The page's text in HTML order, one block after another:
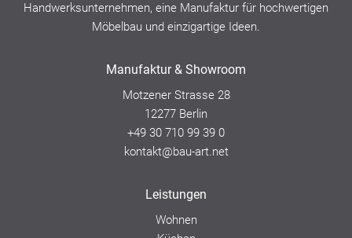
Leistungen
Wohnen
Manufaktur & Showroom
Motzener Strasse 28
12277 Berlin
+49 30 710 99 39 0
kontakt@bau-art.net
Handwerksunternehmen, eine Manufaktur für hochwertigen
Möbelbau und einzigartige Ideen.